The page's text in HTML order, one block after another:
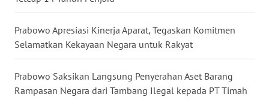
Prabowo Apresiasi Kinerja Aparat, Tegaskan Komitmen
Selamatkan Kekayaan Negara untuk Rakyat
Prabowo Saksikan Langsung Penyerahan Aset Barang
Rampasan Negara dari Tambang Ilegal kepada PT Timah
WN
LAMPUNG
JATENG